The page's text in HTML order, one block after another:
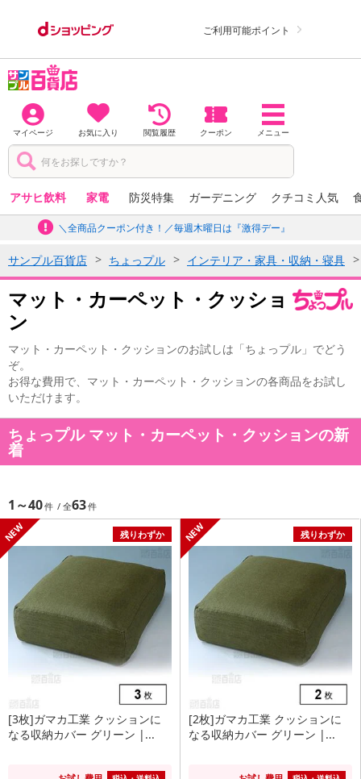
ご利用可能ポイント
マイページ お気に入り 閲覧履歴 クーポン メニュー
アサヒ飲料 家電 防災特集 ガーデニング クチコミ人気
＼全商品クーポン付き！／毎週木曜日は『激得デー』
サンプル百貨店 ちょっプル インテリア・家具・収納・寝具
マット・カーペット・クッショ
ン
マット・カーペット・クッションのお試しは「ちょっプル」でどう
ぞ。
お得な費用で、マット・カーペット・クッションの各商品をお試し
いただけます。
ちょっプル マット・カーペット・クッションの新
着
1～40 63
残りわずか
[3枚]ガマカ工業 クッションに
なる収納カバー グリーン |...
残りわずか
[2枚]ガマカ工業 クッションに
なる収納カバー グリーン |...